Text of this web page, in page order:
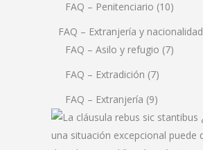
FAQ – Penitenciario (10)
FAQ – Extranjería y nacionalidad
FAQ – Asilo y refugio (7)
FAQ – Extradición (7)
FAQ – Extranjería (9)